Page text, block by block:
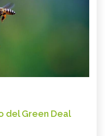
del Green Deal